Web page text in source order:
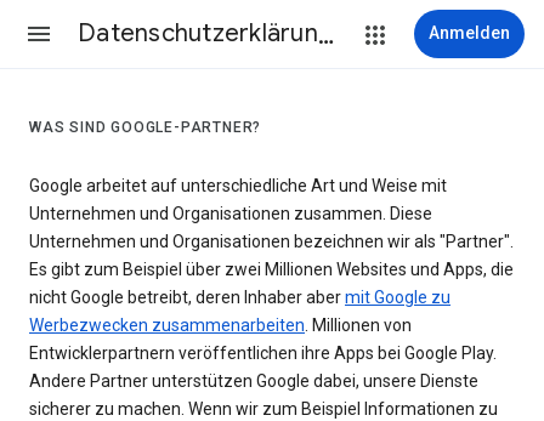
Datenschutzerklärung & Nutzungsbedingungen Anmelden
WAS SIND GOOGLE-PARTNER?
Google arbeitet auf unterschiedliche Art und Weise mit
Unternehmen und Organisationen zusammen. Diese
Unternehmen und Organisationen bezeichnen wir als "Partner".
Es gibt zum Beispiel über zwei Millionen Websites und Apps, die
nicht Google betreibt, deren Inhaber abermit Google zu
Werbezwecken zusammenarbeiten. Millionen von
Entwicklerpartnern veröffentlichen ihre Apps bei Google Play.
Andere Partner unterstützen Google dabei, unsere Dienste
sicherer zu machen. Wenn wir zum Beispiel Informationen zu